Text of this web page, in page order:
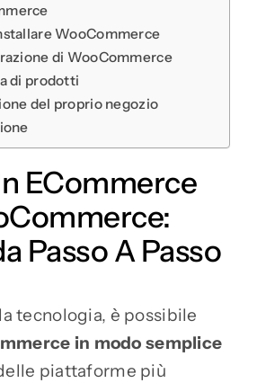
WooCommerce
di WooCommerce
di prodotti
del proprio negozio
ECommerce
Passo A Passo
tecnologia, è possibile
in modo semplice
piattaforme più